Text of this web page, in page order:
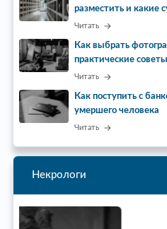
разместить и какие
Читать
Как выбрать
практические советы
Читать
Как поступить с
умершего человека
Читать
Некрологи